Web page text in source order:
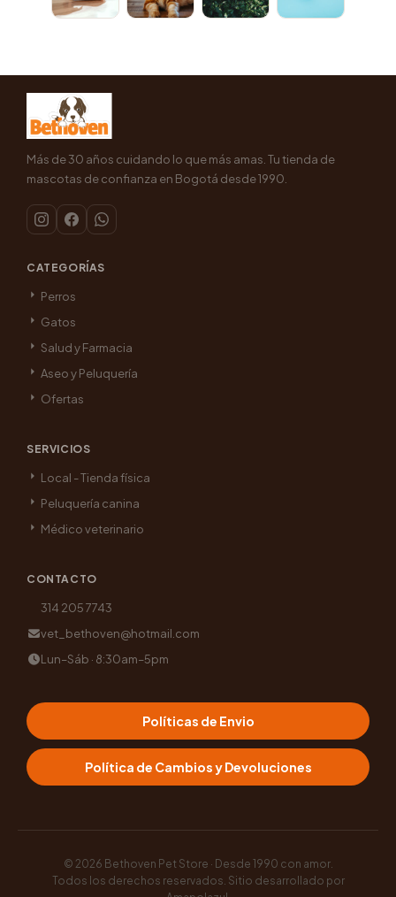
Más de 30 años cuidando lo que más amas. Tu tienda de
mascotas de confianza en Bogotá desde 1990.
CATEGORÍAS
Perros
Gatos
Salud y Farmacia
Aseo y Peluquería
Ofertas
SERVICIOS
Local - Tienda física
Peluquería canina
Médico veterinario
CONTACTO
314 205 7743
vet_bethoven@hotmail.com
Lun–Sáb · 8:30am–5pm
Políticas de Envio
Política de Cambios y Devoluciones
© 2026 Bethoven Pet Store · Desde 1990 con amor.
Todos los derechos reservados. Sitio desarrollado por